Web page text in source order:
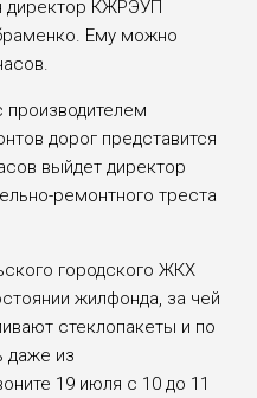
директор КЖРЭУП
Ему можно
производителем
дорог представится
выйдет директор
ремонтного треста
городского ЖКХ
жилфонда, за чей
стеклопакеты и по
даже из
19 июля с 10 до 11